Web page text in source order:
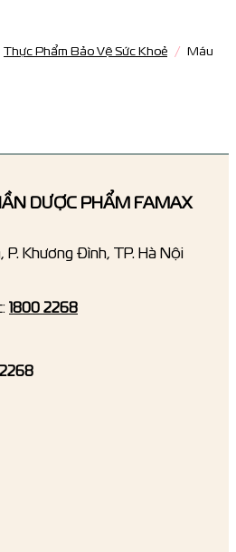
Thực Phẩm Bảo Vệ Sức Khoẻ / Máu
DƯỢC PHẨM FAMAX
P. Khương Đình, TP. Hà Nội
1800 2268